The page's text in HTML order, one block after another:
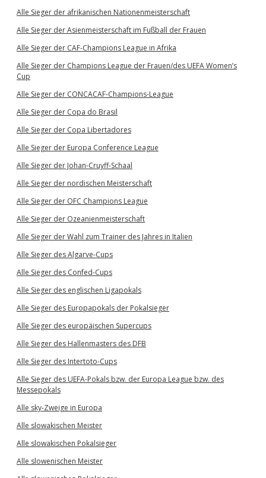
Alle Sieger der afrikanischen Nationenmeisterschaft
Alle Sieger der Asienmeisterschaft im Fußball der Frauen
Alle Sieger der CAF-Champions League in Afrika
Alle Sieger der Champions League der Frauen/des UEFA Women’s
Cup
Alle Sieger der CONCACAF-Champions-League
Alle Sieger der Copa do Brasil
Alle Sieger der Copa Libertadores
Alle Sieger der Europa Conference League
Alle Sieger der Johan-Cruyff-Schaal
Alle Sieger der nordischen Meisterschaft
Alle Sieger der OFC Champions League
Alle Sieger der Ozeanienmeisterschaft
Alle Sieger der Wahl zum Trainer des Jahres in Italien
Alle Sieger des Algarve-Cups
Alle Sieger des Confed-Cups
Alle Sieger des englischen Ligapokals
Alle Sieger des Europapokals der Pokalsieger
Alle Sieger des europäischen Supercups
Alle Sieger des Hallenmasters des DFB
Alle Sieger des Intertoto-Cups
Alle Sieger des UEFA-Pokals bzw. der Europa League bzw. des
Messepokals
Alle sky-Zweige in Europa
Alle slowakischen Meister
Alle slowakischen Pokalsieger
Alle slowenischen Meister